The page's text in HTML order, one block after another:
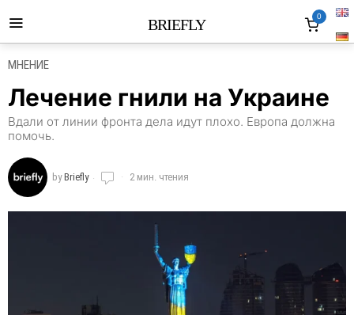
BRIEFLY 0
МНЕНИЕ
Лечение гнили на Украине
Вдали от линии фронта дела идут плохо. Европа должна
помочь.
byBriefly 2 мин. чтения